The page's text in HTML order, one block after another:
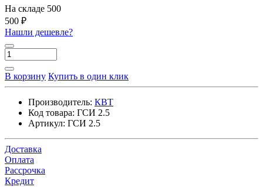
На складе 500
500 ₽
Нашли дешевле?
В корзину Купить в один клик
Производитель: КВТ
Код товара: ГСИ 2.5
Артикул: ГСИ 2.5
Доставка
Оплата
Рассрочка
Кредит